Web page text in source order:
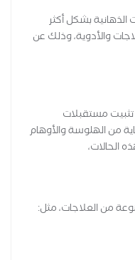
الذهانية بشكل أكثر
والأدوية، وذلك عن
مستقبلات
من الهلوسة والأوهام
الحالات،
من العلاجات، مثل: